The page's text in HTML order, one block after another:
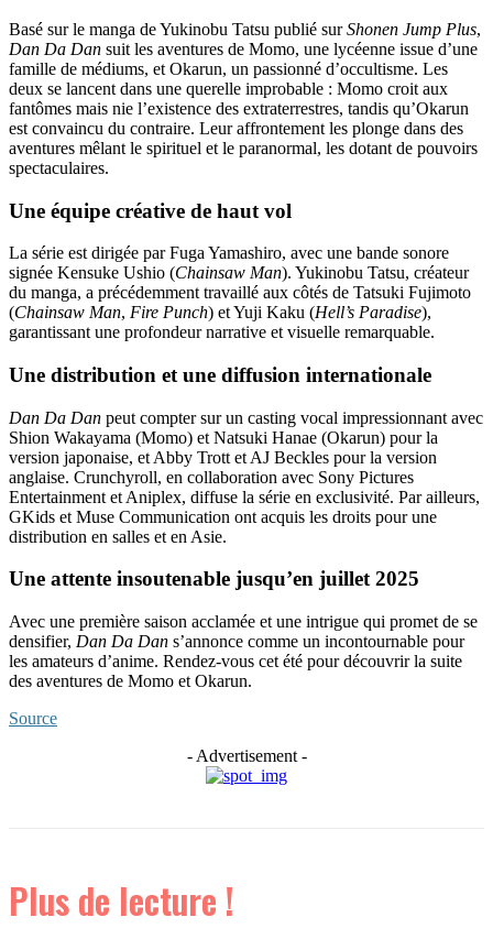
Basé sur le manga de Yukinobu Tatsu publié surShonen Jump Plus,
Dan Da Dan suit les aventures de Momo, une lycéenne issue d’une
famille de médiums, et Okarun, un passionné d’occultisme. Les
deux se lancent dans une querelle improbable : Momo croit aux
fantômes mais nie l’existence des extraterrestres, tandis qu’Okarun
est convaincu du contraire. Leur affrontement les plonge dans des
aventures mêlant le spirituel et le paranormal, les dotant de pouvoirs
spectaculaires.
Une équipe créative de haut vol
La série est dirigée par Fuga Yamashiro, avec une bande sonore
signée Kensuke Ushio (Chainsaw Man). Yukinobu Tatsu, créateur
du manga, a précédemment travaillé aux côtés de Tatsuki Fujimoto
(Chainsaw Man, Fire Punch) et Yuji Kaku (Hell’s Paradise),
garantissant une profondeur narrative et visuelle remarquable.
Une distribution et une diffusion internationale
Dan Da Dan peut compter sur un casting vocal impressionnant avec
Shion Wakayama (Momo) et Natsuki Hanae (Okarun) pour la
version japonaise, et Abby Trott et AJ Beckles pour la version
anglaise. Crunchyroll, en collaboration avec Sony Pictures
Entertainment et Aniplex, diffuse la série en exclusivité. Par ailleurs,
GKids et Muse Communication ont acquis les droits pour une
distribution en salles et en Asie.
Une attente insoutenable jusqu’en juillet 2025
Avec une première saison acclamée et une intrigue qui promet de se
densifier, Dan Da Dan s’annonce comme un incontournable pour
les amateurs d’anime. Rendez-vous cet été pour découvrir la suite
des aventures de Momo et Okarun.
Source
- Advertisement -
Plus de lecture !